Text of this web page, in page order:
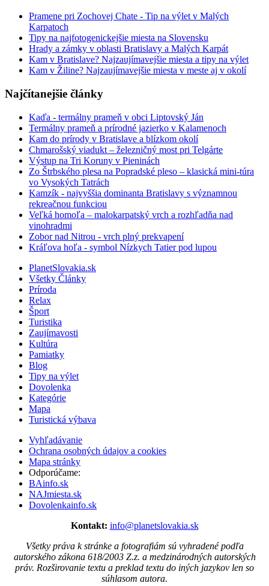
Pramene pri Zochovej Chate - Tip na výlet v Malých
Karpatoch
Tipy na najfotogenickejšie miesta na Slovensku
Hrady a zámky v oblasti Bratislavy a Malých Karpát
Kam v Bratislave? Najzaujímavejšie miesta a tipy na výlet
Kam v Žiline? Najzaujímavejšie miesta v meste aj v okolí
Najčítanejšie články
Kaďa - termálny prameň v obci Liptovský Ján
Termálny prameň a prírodné jazierko v Kalamenoch
Kam do prírody v Bratislave a blízkom okolí
Chmarošský viadukt – železničný most pri Telgárte
Výstup na Tri Koruny v Pieninách
Zo Štrbského plesa na Popradské pleso – klasická mini-túra
vo Vysokých Tatrách
Kamzík - najvyššia dominanta Bratislavy s významnou
rekreačnou funkciou
Veľká homoľa – malokarpatský vrch a rozhľadňa nad
vinohradmi
Zobor nad Nitrou - vrch plný prekvapení
Kráľova hoľa - symbol Nízkych Tatier pod lupou
PlanetSlovakia.sk
Všetky Články
Príroda
Relax
Šport
Turistika
Zaujímavosti
Kultúra
Pamiatky
Blog
Tipy na výlet
Dovolenka
Kategórie
Mapa
Turistická výbava
Vyhľadávanie
Ochrana osobných údajov a cookies
Mapa stránky
Odporúčame:
BAinfo.sk
NAJmiesta.sk
Dovolenkainfo.sk
Kontakt: info@planetslovakia.sk
Všetky práva k stránke a fotografiám sú vyhradené podľa
autorského zákona 618/2003 Z.z. a medzinárodných autorských
práv. Rozširovanie textu a preklad textu do iných jazykov len so
súhlasom autora.